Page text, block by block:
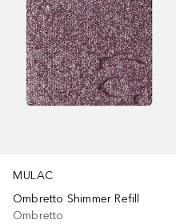
MULAC
Ombretto Shimmer Refill
Ombretto